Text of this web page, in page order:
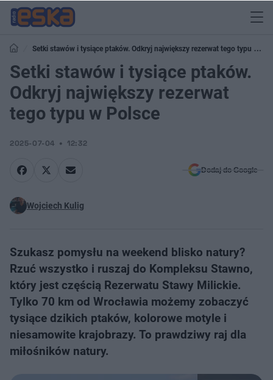
Setki stawów i tysiące ptaków. Odkryj największy rezerwat tego typu w
Polsce
Setki stawów i tysiące ptaków.
Odkryj największy rezerwat
tego typu w Polsce
2025-07-04 12:32
Dodaj do Google
Wojciech Kulig
Szukasz pomysłu na weekend blisko natury?
Rzuć wszystko i ruszaj do Kompleksu Stawno,
który jest częścią Rezerwatu Stawy Milickie.
Tylko 70 km od Wrocławia możemy zobaczyć
tysiące dzikich ptaków, kolorowe motyle i
niesamowite krajobrazy. To prawdziwy raj dla
miłośników natury.